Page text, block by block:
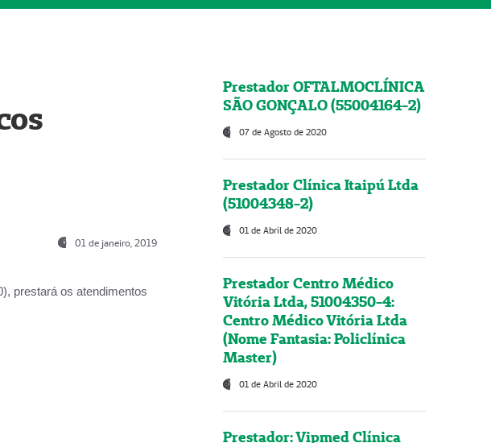
01 de janeiro, 2019
prestará os atendimentos
Prestador OFTALMOCLÍNICA
SÃO GONÇALO (55004164-2)
07 de Agosto de 2020
Prestador Clínica Itaipú Ltda
(51004348-2)
01 de Abril de 2020
Prestador Centro Médico
Vitória Ltda, 51004350-4:
Centro Médico Vitória Ltda
(Nome Fantasia: Policlínica
Master)
01 de Abril de 2020
Prestador: Vipmed Clínica